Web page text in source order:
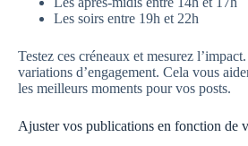
Les soirs entre 19h et 22h
Testez ces créneaux et mesurez
variations d’engagement. Cela vous
les meilleurs moments pour vos posts.
Ajuster vos publications en fonction de